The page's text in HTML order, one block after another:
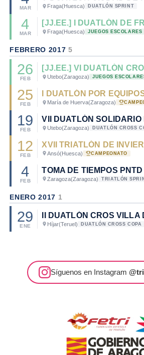
MAR Fraga(Huesca) DUATLÓN SPRINT
4
MAR Fraga(Huesca) JUEGOS ESCOLARES
FEBRERO 20175
26
FEB Utebo(Zaragoza) JUEGOS
25
FEB María de Huerva(Zaragoza)
19
FEB
VII DUATLÓN SOLIDARIO
Utebo(Zaragoza) DUATLÓN CROSS
12
FEB Ansó(Huesca) CAMPEONATO
4
FEB Zaragoza(Zaragoza) TRIATLÓN
ENERO 2017 1
29
ENE
II DUATLÓN CROS VILLA
Híjar(Teruel) DUATLÓN CROSS COPA
Síguenos en Instagram